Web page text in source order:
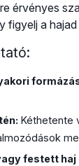
érvényes
figyelj a hajad
Kéthetente
festett haj